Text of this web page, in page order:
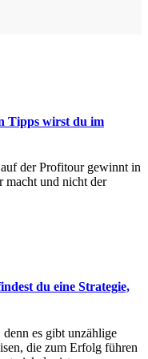
Tipps wirst du im
der Profitour gewinnt in
macht und nicht der
du eine Strategie,
denn es gibt unzählige
die zum Erfolg führen